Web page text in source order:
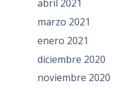
abril 2021
marzo 2021
enero 2021
diciembre 2020
noviembre 2020